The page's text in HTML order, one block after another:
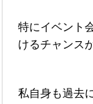
特にイベント
けるチャンス
私自身も過去